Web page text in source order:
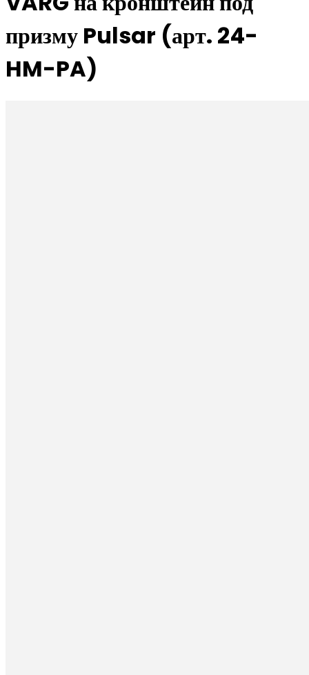
призму Pulsar (арт. 24-
HM-PA)